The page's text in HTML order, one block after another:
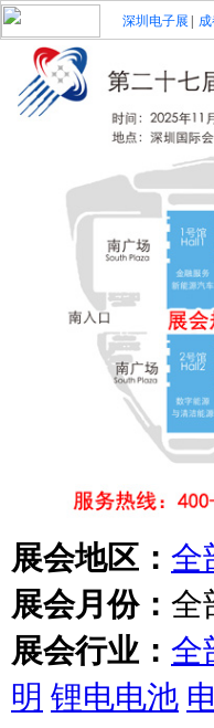
深圳电子展
展会地区： 全
展会月份： 全
展会行业： 全
明 锂电电池